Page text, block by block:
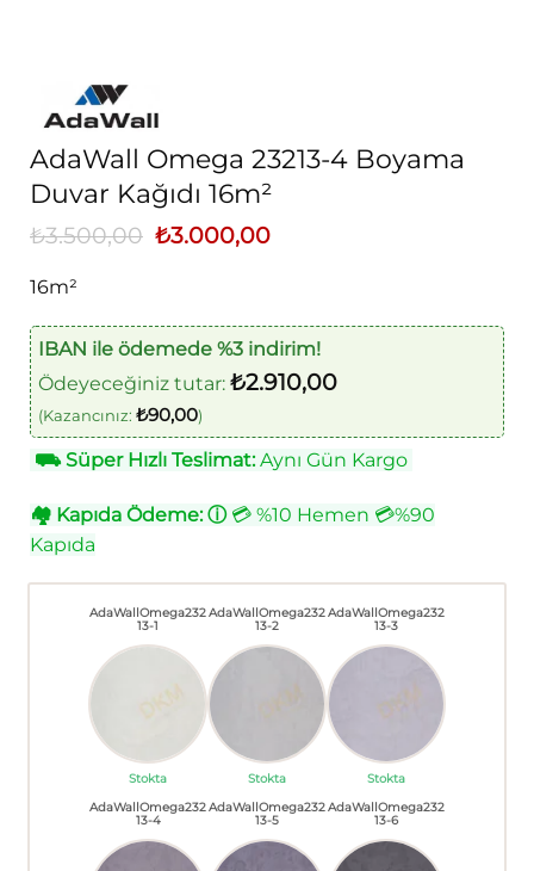
AdaWall Omega 23213-4 Boyama
Duvar Kağıdı 16m²
₺3.500,00 Orijinal
fiyat:
₺3.000,00Şu
16m²
IBAN ile ödemede %3 indirim!
Ödeyeceğiniz tutar: ₺2.910,00
(Kazancınız: ₺90,00)
⛟Süper Hızlı Teslimat:Aynı Gün Kargo
🏘 Kapıda Ödeme: ⓘ💳 %10 Hemen 💳%90
Kapıda
AdaWallOmega232
13-1
Stokta
AdaWallOmega232
13-2
Stokta
AdaWallOmega232
13-3
Stokta
AdaWallOmega232
13-4
AdaWallOmega232
13-5
AdaWallOmega232
13-6